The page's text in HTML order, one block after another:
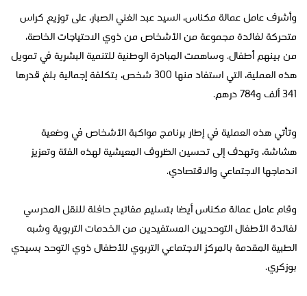
وأشرف عامل عمالة مكناس، السيد عبد الغني الصبار، على توزيع كراس
متحركة لفائدة مجموعة من الأشخاص من ذوي الاحتياجات الخاصة،
من بينهم أطفال. وساهمت المبادرة الوطنية للتنمية البشرية في تمويل
هذه العملية، التي استفاد منها 300 شخص، بتكلفة إجمالية بلغ قدرها
341 ألف و784 درهم.
وتأتي هذه العملية في إطار برنامج مواكبة الأشخاص في وضعية
هشاشة، وتهدف إلى تحسين الظروف المعيشية لهذه الفئة وتعزيز
اندماجها الاجتماعي والاقتصادي.
وقام عامل عمالة مكناس أيضا بتسليم مفاتيح حافلة للنقل المدرسي
لفائدة الأطفال التوحديين المستفيدين من الخدمات التربوية وشبه
الطبية المقدمة بالمركز الاجتماعي التربوي للأطفال ذوي التوحد بسيدي
بوزكري.